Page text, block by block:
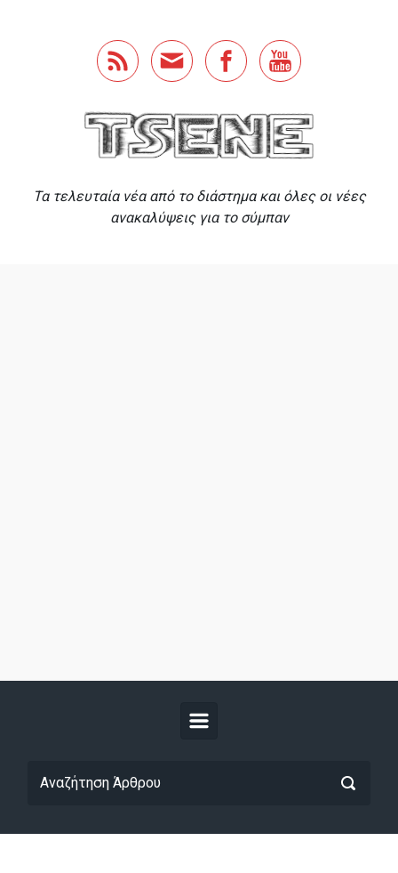
Τα τελευταία νέα από το διάστημα και όλες οι νέες
ανακαλύψεις για το σύμπαν